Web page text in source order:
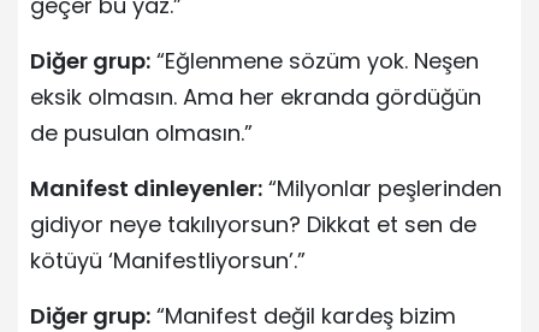
Diğer grup: “Eğlenmene sözüm yok. Neşen
eksik olmasın. Ama her ekranda gördüğün
de pusulan olmasın.”
Manifest dinleyenler: “Milyonlar peşlerinden
gidiyor neye takılıyorsun? Dikkat et sen de
kötüyü ‘Manifestliyorsun’.”
Diğer grup: “Manifest değil kardeş bizim